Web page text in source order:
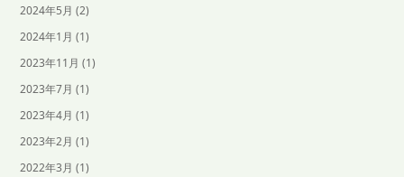
2024年5月 (2)
2024年1月 (1)
2023年11月 (1)
2023年7月 (1)
2023年4月 (1)
2023年2月 (1)
2022年3月 (1)